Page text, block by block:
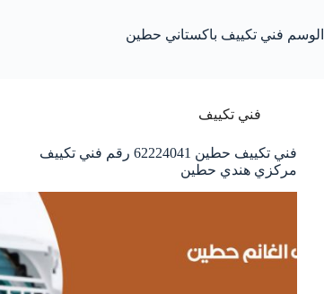
الوسم فني تكييف باكستاني حطين
فني تكييف
فني تكييف حطين 62224041 رقم فني تكييف
مركزي هندي حطين